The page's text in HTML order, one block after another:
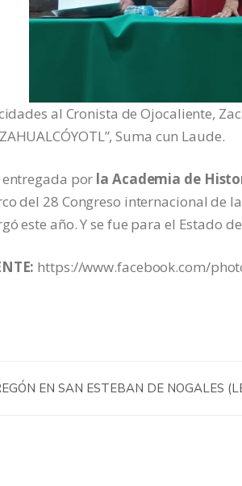
al Cronista de Ojocaliente,
Suma cun Laude.
entregada por la Academia de
del 28 Congreso internacional de
este año. Y se fue para el Estado
https://www.facebook.com/
EN SAN ESTEBAN DE NOGALES